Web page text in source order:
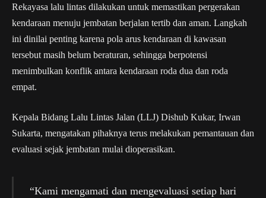
Rekayasa lalu lintas dilakukan untuk memastikan pergerakan
kendaraan menuju jembatan berjalan tertib dan aman. Langkah
ini dinilai penting karena pola arus kendaraan di kawasan
tersebut masih belum beraturan, sehingga berpotensi
menimbulkan konflik antara kendaraan roda dua dan roda
empat.
Kepala Bidang Lalu Lintas Jalan (LLJ) Dishub Kukar, Irwan
Sukarta, mengatakan pihaknya terus melakukan pemantauan dan
evaluasi sejak jembatan mulai dioperasikan.
“Kami mengamati dan mengevaluasi setiap hari